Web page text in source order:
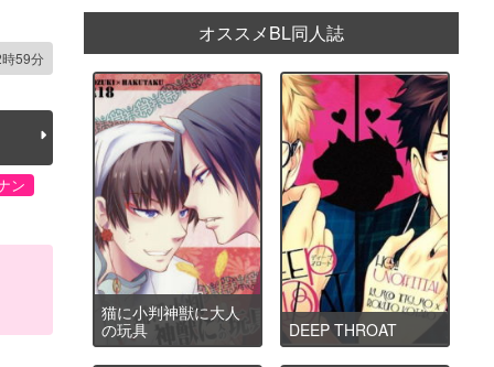
59分
ン
オススメBL同人誌
猫に小判神獣に大人
の玩具
DEEP THROAT